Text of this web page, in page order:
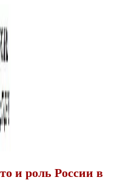
и роль России в